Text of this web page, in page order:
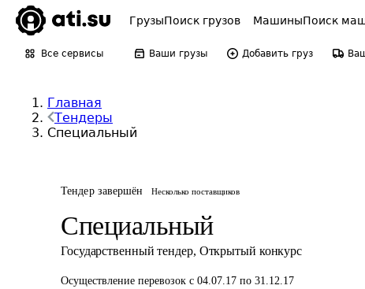
ГрузыПоиск грузов МашиныПоиск
Все сервисы Ваши грузы Добавить груз
Главная
Тендеры
Специальный
Тендер завершён Несколько поставщиков
Специальный
Государственный тендер, Открытый конкурс
Осуществление перевозок с 04.07.17 по 31.12.17